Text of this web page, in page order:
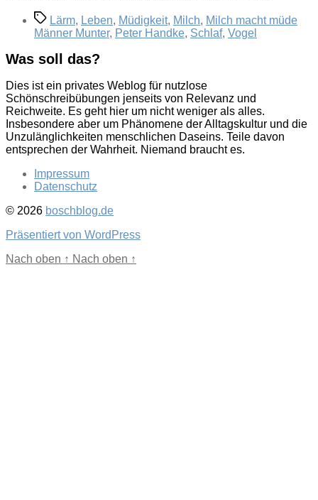
Schlagwörter
Lärm, Leben, Müdigkeit, Milch, Milch macht müde
Männer Munter, Peter Handke, Schlaf, Vogel
Was soll das?
Dies ist ein privates Weblog für nutzlose
Schönschreibübungen jenseits von Relevanz und
Reichweite. Es geht hier um nicht weniger als alles.
Insbesondere aber um Phänomene der Alltagskultur und die
Unzulänglichkeiten menschlichen Daseins. Teile davon
entsprechen der Wahrheit. Niemand braucht es.
Impressum
Datenschutz
© 2026 boschblog.de
Präsentiert von WordPress
Nach oben ↑ Nach oben ↑